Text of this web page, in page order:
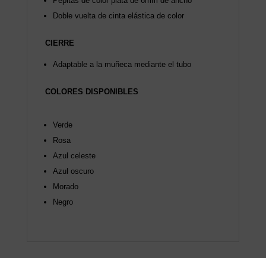
Doble vuelta de cinta elástica de color
CIERRE
Adaptable a la muñeca mediante el tubo
COLORES DISPONIBLES
Verde
Rosa
Azul celeste
Azul oscuro
Morado
Negro